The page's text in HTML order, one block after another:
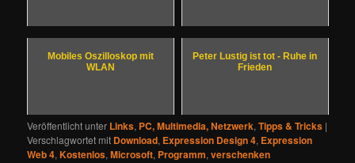
Mobiles Oszilloskop mit
WLAN
Peter Lustig ist tot - Ruhe in
Frieden
Veröffentlicht unter Links, PC, Multimedia, Netzwerk,Tipps & Tricks |
Verschlagwortet mit Download, Expression Design 4, Expression
Web 4,Kostenlos,Microsoft, Programm,verschenken